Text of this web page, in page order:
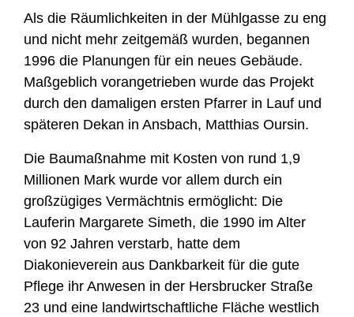
Als die Räumlichkeiten in der Mühlgasse zu eng
und nicht mehr zeitgemäß wurden, begannen
1996 die Planungen für ein neues Gebäude.
Maßgeblich vorangetrieben wurde das Projekt
durch den damaligen ersten Pfarrer in Lauf und
späteren Dekan in Ansbach, Matthias Oursin.
Die Baumaßnahme mit Kosten von rund 1,9
Millionen Mark wurde vor allem durch ein
großzügiges Vermächtnis ermöglicht: Die
Lauferin Margarete Simeth, die 1990 im Alter
von 92 Jahren verstarb, hatte dem
Diakonieverein aus Dankbarkeit für die gute
Pflege ihr Anwesen in der Hersbrucker Straße
23 und eine landwirtschaftliche Fläche westlich